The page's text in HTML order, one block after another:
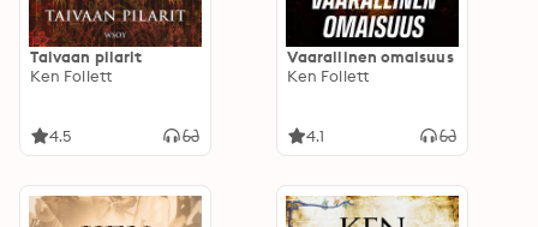
Taivaan pilarit
Ken Follett
4.5
Vaarallinen omaisuus
Ken Follett
4.1